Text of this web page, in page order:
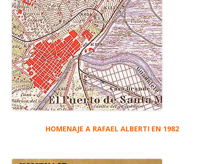
HOMENAJE A RAFAEL ALBERTI EN 1982